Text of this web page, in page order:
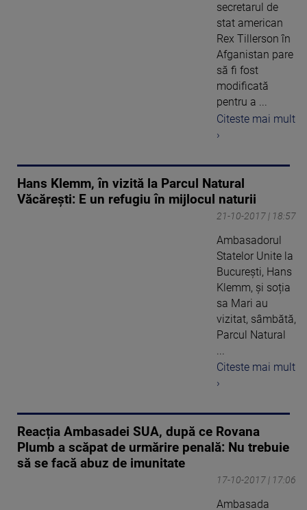
secretarul de
stat american
Rex Tillerson în
Afganistan pare
să fi fost
modificată
pentru a ...
Citeste mai mult
›
Hans Klemm, în vizită la Parcul Natural
Văcărești: E un refugiu în mijlocul naturii
21-10-2017 | 18:57
Ambasadorul
Statelor Unite la
București, Hans
Klemm, și soția
sa Mari au
vizitat, sâmbătă,
Parcul Natural
Citeste mai mult
›
Reacția Ambasadei SUA, după ce Rovana
Plumb a scăpat de urmărire penală: Nu trebuie
să se facă abuz de imunitate
17-10-2017 | 17:06
Ambasada